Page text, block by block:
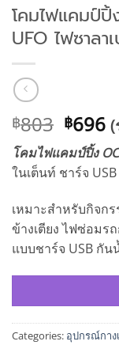
โคมไฟแคมป์ปิ้
UFO ไฟซาลาเ
฿803
price
was:
฿803.
฿696
โคมไฟแคมป์ปิ้ง
ในเต็นท์ ชาร์จ
เหมาะสำหรับกิจก
ข้างเตียง ไฟซ่อมร
แบบชาร์จ USB กั
Categories: อุปกรณ์กาง